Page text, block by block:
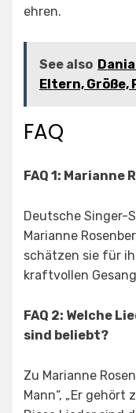
ehren.
See also
Eltern, Größe,
FAQ
FAQ 1: Marianne
Deutsche Singer-
Marianne
schätzen sie für
kraftvollen
FAQ 2: Welche
sind beliebt?
Zu Marianne
Mann“, „Er gehört